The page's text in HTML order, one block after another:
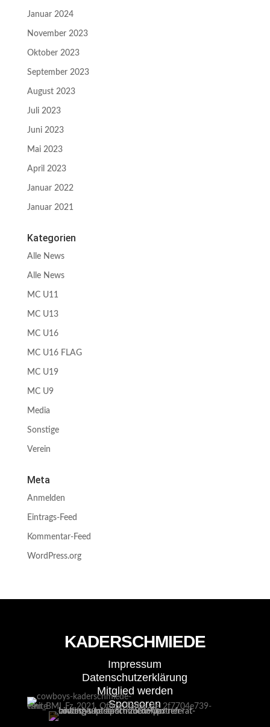
Januar 2024
November 2023
Oktober 2023
September 2023
August 2023
Juli 2023
Juni 2023
Mai 2023
April 2023
Januar 2022
Januar 2021
Kategorien
Alle News
Alle News
MC U11
MC U13
MC U16
MC U16 FLAG
MC U19
MC U9
Media
Sonstige
Verein
Meta
Anmelden
Eintrags-Feed
Kommentar-Feed
WordPress.org
KADERSCHMIEDE
Impressum
Datenschutzerklärung
Mitglied werden
Sponsoren